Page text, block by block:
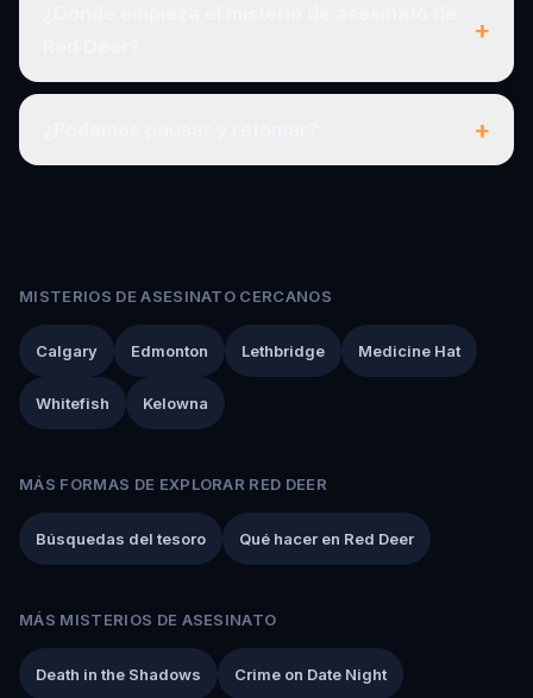
+
+
MISTERIOS DE ASESINATO CERCANOS
Calgary Edmonton Lethbridge Medicine Hat
Whitefish Kelowna
MÁS FORMAS DE EXPLORAR RED DEER
Búsquedas del tesoro Qué hacer en Red Deer
MÁS MISTERIOS DE ASESINATO
Death in the Shadows Crime on Date Night